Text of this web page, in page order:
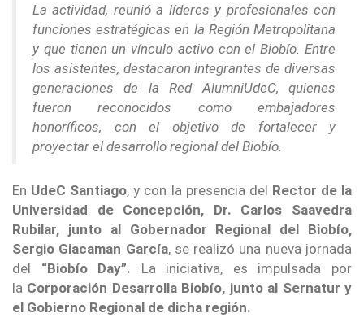
La actividad, reunió a líderes y profesionales con
funciones estratégicas en la Región Metropolitana
y que tienen un vínculo activo con el Biobío. Entre
los asistentes, destacaron integrantes de diversas
generaciones de la Red AlumniUdeC, quienes
fueron reconocidos como embajadores
honoríficos, con el objetivo de fortalecer y
proyectar el desarrollo regional del Biobío.
En UdeC Santiago, y con la presencia del Rector de la
Universidad de Concepción, Dr. Carlos Saavedra
Rubilar, junto al Gobernador Regional del Biobío,
Sergio Giacaman García, se realizó una nueva jornada
del “Biobío Day”. La iniciativa, es impulsada por
la Corporación Desarrolla Biobío, junto al Sernatur y
el Gobierno Regional de dicha región.